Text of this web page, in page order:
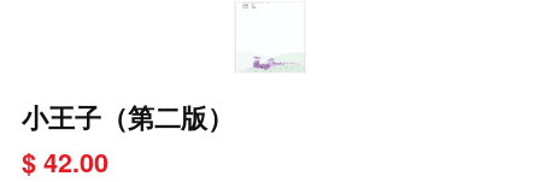
小王子（第二版）
$ 42.00